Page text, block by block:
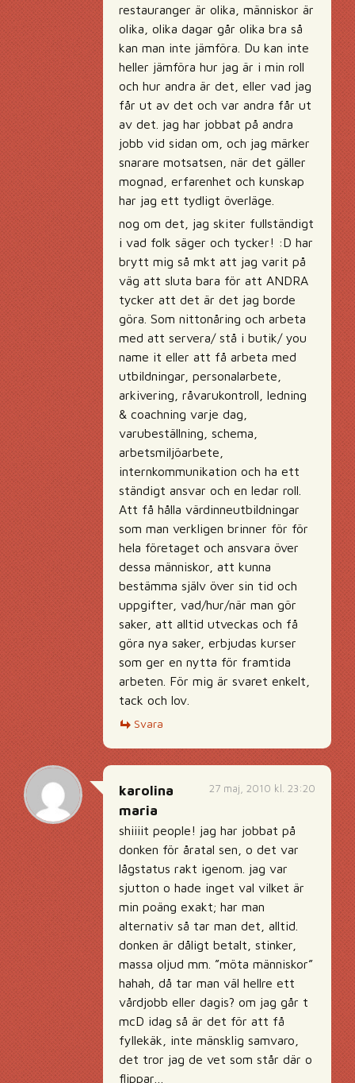
restauranger är olika, människor är
olika, olika dagar går olika bra så
kan man inte jämföra. Du kan inte
heller jämföra hur jag är i min roll
och hur andra är det, eller vad jag
får ut av det och var andra får ut
av det. jag har jobbat på andra
jobb vid sidan om, och jag märker
snarare motsatsen, när det gäller
mognad, erfarenhet och kunskap
har jag ett tydligt överläge.
nog om det, jag skiter fullständigt
i vad folk säger och tycker! :D har
brytt mig så mkt att jag varit på
väg att sluta bara för att ANDRA
tycker att det är det jag borde
göra. Som nittonåring och arbeta
med att servera/ stå i butik/ you
name it eller att få arbeta med
utbildningar, personalarbete,
arkivering, råvarukontroll, ledning
& coachning varje dag,
varubeställning, schema,
arbetsmiljöarbete,
internkommunikation och ha ett
ständigt ansvar och en ledar roll.
Att få hålla värdinneutbildningar
som man verkligen brinner för för
hela företaget och ansvara över
dessa människor, att kunna
bestämma själv över sin tid och
uppgifter, vad/hur/när man gör
saker, att alltid utveckas och få
göra nya saker, erbjudas kurser
som ger en nytta för framtida
arbeten. För mig är svaret enkelt,
tack och lov.
Svara
27 maj, 2010 kl. 23:20
karolina
maria
shiiiit people! jag har jobbat på
donken för åratal sen, o det var
lågstatus rakt igenom. jag var
sjutton o hade inget val vilket är
min poäng exakt; har man
alternativ så tar man det, alltid.
donken är dåligt betalt, stinker,
massa oljud mm. ”möta människor”
hahah, då tar man väl hellre ett
vårdjobb eller dagis? om jag går t
mcD idag så är det för att få
fyllekäk, inte mänsklig samvaro,
det tror jag de vet som står där o
flippar…